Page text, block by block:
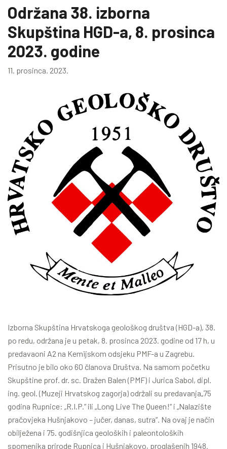
Održana 38. izborna
Skupština HGD-a, 8. prosinca
2023. godine
11. prosinca. 2023.
Izborna Skupština Hrvatskoga geološkog društva (HGD-a), 38.
po redu, održana je u petak, 8. prosinca 2023. godine od 17 h, u
predavaoni A2 na Kemijskom odsjeku PMF-a u Zagrebu.
Prisutno je bilo oko 60 članova Društva. Na samom početku
Skupštine prof. dr. sc. Dražen Balen (PMF) i Jurica Sabol, dipl.
ing. geol. (Muzeji Hrvatskog zagorja) održali su predavanja„75
godina Rupnice: „R.I.P.“ ili „Long Live The Queen!“ i „Nalazište
pračovjeka Hušnjakovo – jučer, danas, sutra“. Na ovaj je način
obilježena i 75. godišnjica geoloških i paleontoloških
spomenika prirode Rupnica i Hušnjakovo, proglašenih 1948.